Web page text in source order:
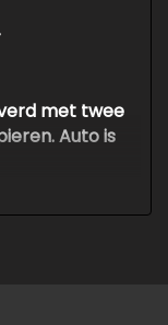
met twee
Auto is
offerte /